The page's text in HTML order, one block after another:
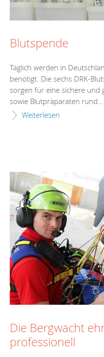
Blutspende
Täglich werden in
benötigt. Die sechs DRK-
sorgen für eine sichere und
sowie Blutpräparaten rund...
Weiterlesen
Die Bergwacht
professionell